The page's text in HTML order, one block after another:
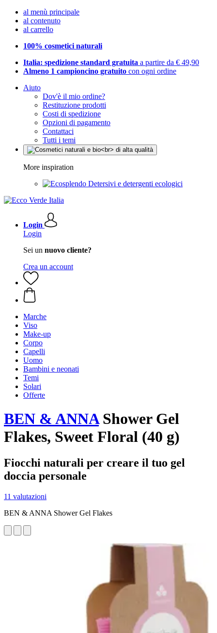
al menù principale
al contenuto
al carrello
100% cosmetici naturali
Italia: spedizione standard gratuita a partire da € 49,90
Almeno 1 campioncino gratuito con ogni ordine
Aiuto
Dov'è il mio ordine?
Restituzione prodotti
Costi di spedizione
Opzioni di pagamento
Contattaci
Tutti i temi
More inspiration
Detersivi e detergenti ecologici
Login
Login
Sei un nuovo cliente?
Crea un account
Marche
Viso
Make-up
Corpo
Capelli
Uomo
Bambini e neonati
Temi
Solari
Offerte
BEN & ANNAShower Gel
Flakes, Sweet Floral (40 g)
Fiocchi naturali per creare il tuo gel
doccia personale
11 valutazioni
BEN & ANNA Shower Gel Flakes